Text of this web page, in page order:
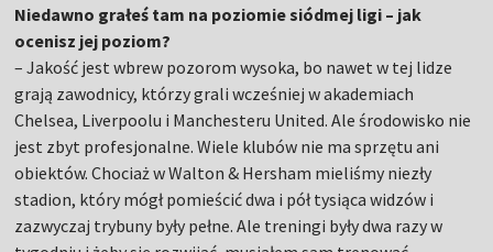
Niedawno grałeś tam na poziomie siódmej ligi – jak
ocenisz jej poziom?
– Jakość jest wbrew pozorom wysoka, bo nawet w tej lidze
grają zawodnicy, którzy grali wcześniej w akademiach
Chelsea, Liverpoolu i Manchesteru United. Ale środowisko nie
jest zbyt profesjonalne. Wiele klubów nie ma sprzętu ani
obiektów. Chociaż w Walton & Hersham mieliśmy niezły
stadion, który mógł pomieścić dwa i pół tysiąca widzów i
zazwyczaj trybuny były pełne. Ale treningi były dwa razy w